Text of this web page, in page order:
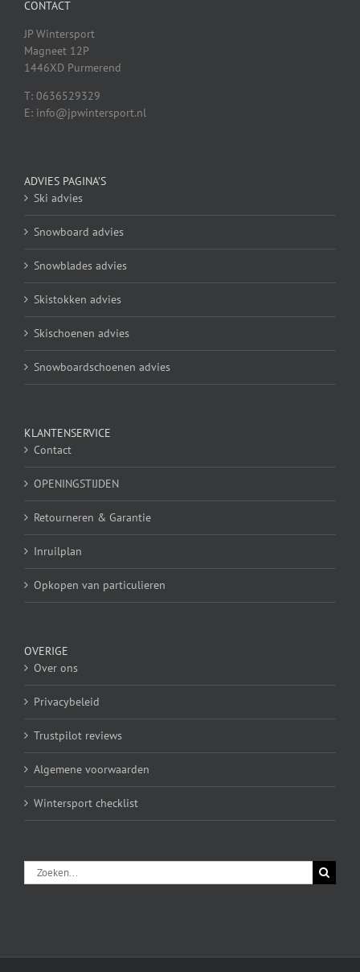
CONTACT
JP Wintersport
Magneet 12P
1446XD Purmerend
T: 0636529329
E: info@jpwintersport.nl
ADVIES PAGINA’S
Ski advies
Snowboard advies
Snowblades advies
Skistokken advies
Skischoenen advies
Snowboardschoenen advies
KLANTENSERVICE
Contact
OPENINGSTIJDEN
Retourneren & Garantie
Inruilplan
Opkopen van particulieren
OVERIGE
Over ons
Privacybeleid
Trustpilot reviews
Algemene voorwaarden
Wintersport checklist
Zoeken
naar: